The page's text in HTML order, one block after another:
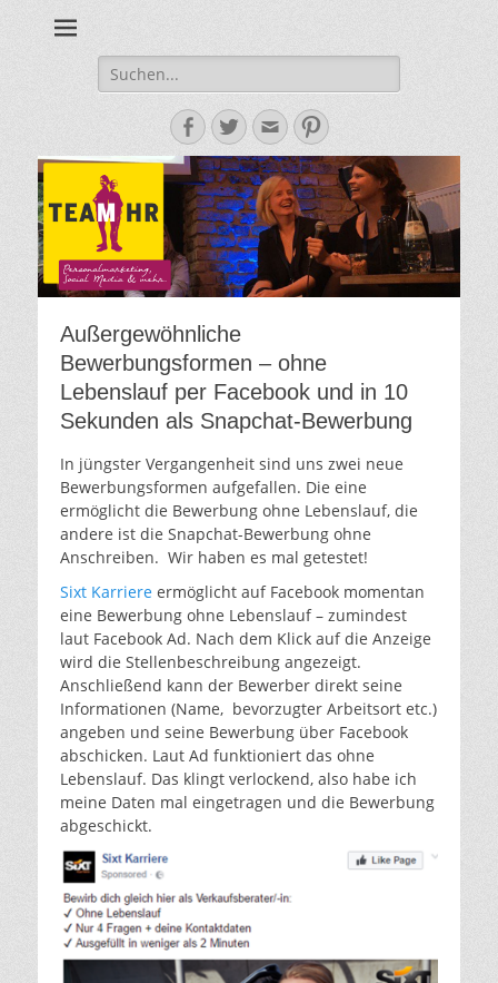
Blog
Suche
nach:
Facebook
Twitter
E-
Mail-
Adresse
Pinterest
Außergewöhnliche
Bewerbungsformen – ohne
Lebenslauf per Facebook und in 10
Sekunden als Snapchat-Bewerbung
In jüngster Vergangenheit sind uns zwei neue
Bewerbungsformen aufgefallen. Die eine
ermöglicht die Bewerbung ohne Lebenslauf, die
andere ist die Snapchat-Bewerbung ohne
Anschreiben. Wir haben es mal getestet!
Sixt Karriere ermöglicht auf Facebook momentan
eine Bewerbung ohne Lebenslauf – zumindest
laut Facebook Ad. Nach dem Klick auf die Anzeige
wird die Stellenbeschreibung angezeigt.
Anschließend kann der Bewerber direkt seine
Informationen (Name, bevorzugter Arbeitsort etc.)
angeben und seine Bewerbung über Facebook
abschicken. Laut Ad funktioniert das ohne
Lebenslauf. Das klingt verlockend, also habe ich
meine Daten mal eingetragen und die Bewerbung
abgeschickt.